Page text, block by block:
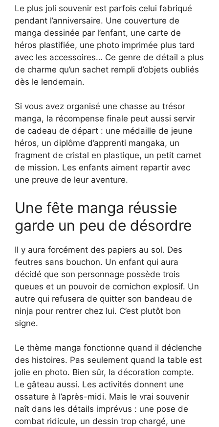
Le plus joli souvenir est parfois celui fabriqué
pendant l’anniversaire. Une couverture de
manga dessinée par l’enfant, une carte de
héros plastifiée, une photo imprimée plus tard
avec les accessoires… Ce genre de détail a plus
de charme qu’un sachet rempli d’objets oubliés
dès le lendemain.
Si vous avez organisé une chasse au trésor
manga, la récompense finale peut aussi servir
de cadeau de départ : une médaille de jeune
héros, un diplôme d’apprenti mangaka, un
fragment de cristal en plastique, un petit carnet
de mission. Les enfants aiment repartir avec
une preuve de leur aventure.
Une fête manga réussie
garde un peu de désordre
Il y aura forcément des papiers au sol. Des
feutres sans bouchon. Un enfant qui aura
décidé que son personnage possède trois
queues et un pouvoir de cornichon explosif. Un
autre qui refusera de quitter son bandeau de
ninja pour rentrer chez lui. C’est plutôt bon
signe.
Le thème manga fonctionne quand il déclenche
des histoires. Pas seulement quand la table est
jolie en photo. Bien sûr, la décoration compte.
Le gâteau aussi. Les activités donnent une
ossature à l’après-midi. Mais le vrai souvenir
naît dans les détails imprévus : une pose de
combat ridicule, un dessin trop chargé, une